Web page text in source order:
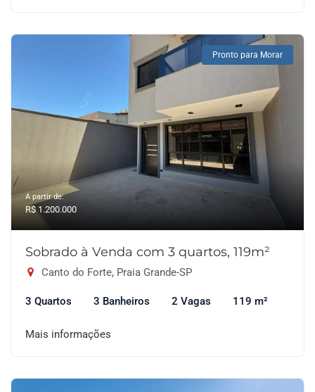
Pronto para Morar
A partir de:
R$ 1.200.000
Sobrado à Venda com 3 quartos, 119m²
Canto do Forte, Praia Grande-SP
3 Quartos 3 Banheiros 2 Vagas 119 m²
Mais informações